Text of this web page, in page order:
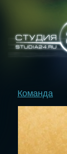
Команда